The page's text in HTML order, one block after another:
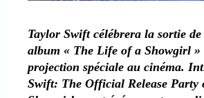
Taylor Swift célébrera la sortie
album « The Life of a Showgirl »
projection spéciale au cinéma.
Swift: The Official Release Party